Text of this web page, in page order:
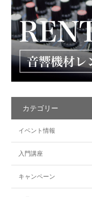
カテゴリー
イベント情報
入門講座
キャンペーン